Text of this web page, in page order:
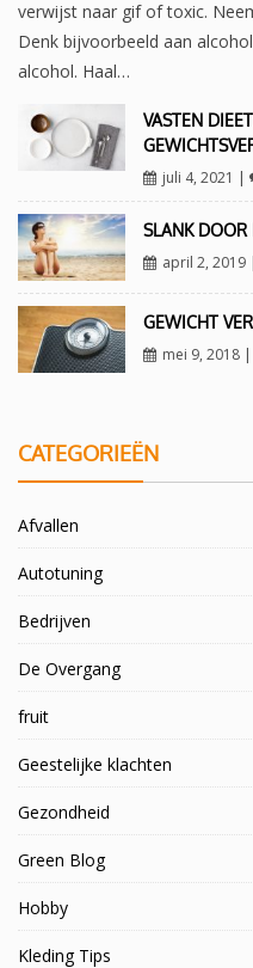
verwijst naar gif of toxic.
Denk bijvoorbeeld aan
alcohol. Haal…
VASTEN
juli 4, 2021 |
SLANK DOOR
april 2, 2019|
GEWICHT
mei 9, 2018|
CATEGORIEËN
Afvallen
Autotuning
Bedrijven
De Overgang
fruit
Geestelijke klachten
Gezondheid
Green Blog
Hobby
Kleding Tips